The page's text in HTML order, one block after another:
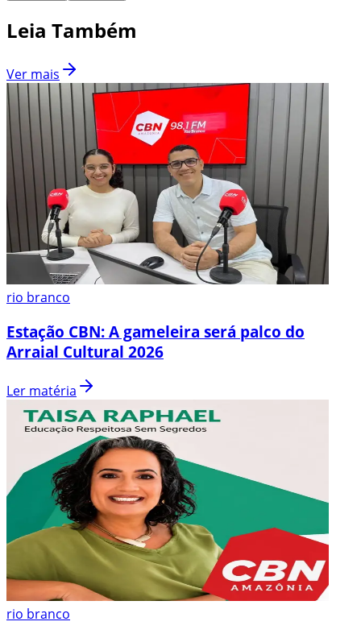
Leia Também
Ver mais
rio branco
Estação CBN: A gameleira será palco do
Arraial Cultural 2026
Ler matéria
rio branco